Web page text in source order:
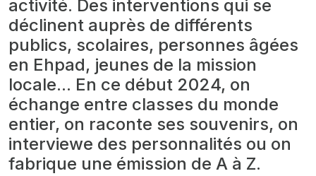
activité. Des interventions qui se
déclinent auprès de différents
publics, scolaires, personnes âgées
en Ehpad, jeunes de la mission
locale... En ce début 2024, on
échange entre classes du monde
entier, on raconte ses souvenirs, on
interviewe des personnalités ou on
fabrique une émission de A à Z.